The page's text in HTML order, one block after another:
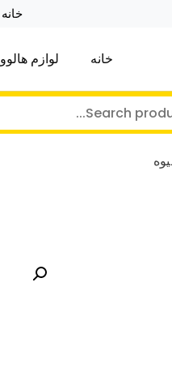
خانه
ولن تاین
توی فروش عمده
خانه لوازم